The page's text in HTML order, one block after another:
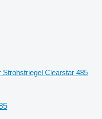
Strohstriegel Clearstar 485